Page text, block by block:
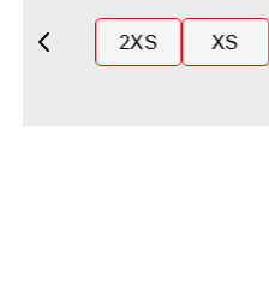
2XS XS